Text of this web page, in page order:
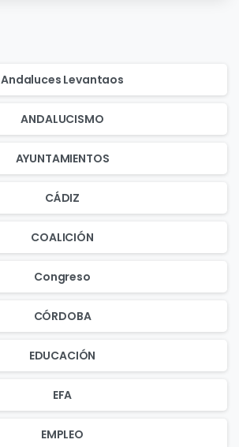
Andaluces Levantaos
ANDALUCISMO
AYUNTAMIENTOS
CÁDIZ
COALICIÓN
Congreso
CÓRDOBA
EDUCACIÓN
EFA
EMPLEO